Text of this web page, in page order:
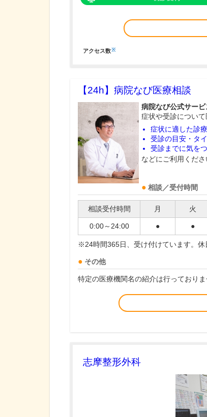
アクセス数※
【24h】 病院なび医療相談
病院なび公式サービ
症状や受診について
症状に適した診
受診の目安・タ
受診までに気を
などにご利用くだ
相談／受付時間
相談受付時間 月 火
0:00～24:00 ● ●
※24時間365日、受け付けています。休
その他
特定の医療機関名の紹介は行っておりま
志摩整形外科